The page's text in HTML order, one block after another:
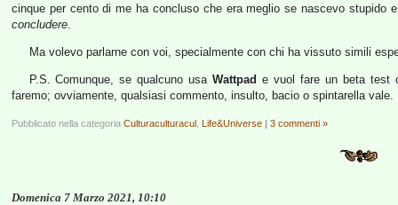
cinque per cento di me ha concluso che era meglio se nascevo stupido
concludere.
Ma volevo parlarne con voi, specialmente con chi ha vissuto simili
P.S. Comunque, se qualcuno usaWattpad e vuol fare un beta test
faremo; ovviamente, qualsiasi commento, insulto, bacio o spintarella vale.
Pubblicato nella categoria Culturaculturacul Life&Universe | 3 commenti »
Domenica 7 Marzo 2021, 10:10